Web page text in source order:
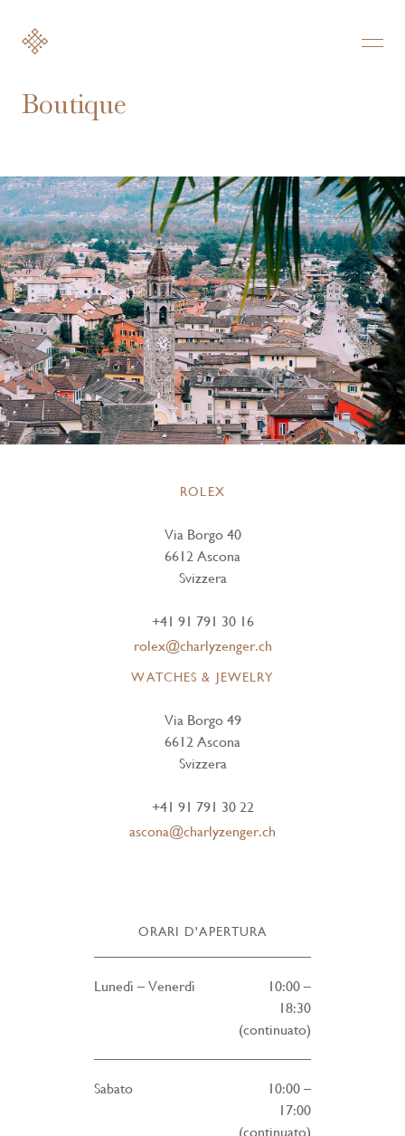
Boutique
ROLEX
Via Borgo 40
6612 Ascona
Svizzera
+41 91 791 30 16
rolex@charlyzenger.ch
WATCHES & JEWELRY
Via Borgo 49
6612 Ascona
Svizzera
+41 91 791 30 22
ascona@charlyzenger.ch
ORARI D'APERTURA
Lunedì – Venerdì
10:00 –
18:30
(continuato)
Sabato
10:00 –
17:00
(continuato)